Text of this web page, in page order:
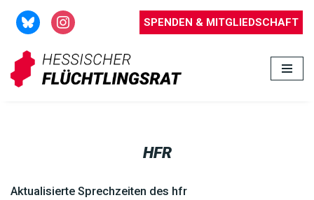
Zum
Inhalt
springen
SPENDEN & MITGLIEDSCHAFT
HFR
Aktualisierte Sprechzeiten des hfr